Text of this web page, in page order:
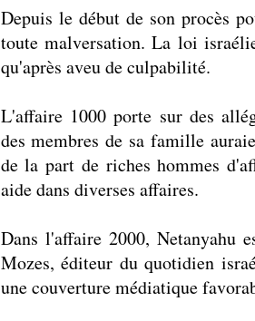
Depuis le début de son procès
toute malversation. La loi
qu'après aveu de culpabilité.
L'affaire 1000 porte sur des
des membres de sa famille
de la part de riches hommes
aide dans diverses affaires.
Dans l'affaire 2000, Netanyahu
Mozes, éditeur du quotidien
une couverture médiatique